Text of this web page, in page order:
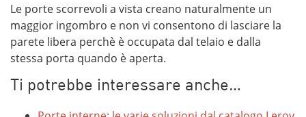
Le porte scorrevoli a vista creano naturalmente un
maggior ingombro e non vi consentono di lasciare la
parete libera perchè è occupata dal telaio e dalla
stessa porta quando è aperta.
Ti potrebbe interessare anche…